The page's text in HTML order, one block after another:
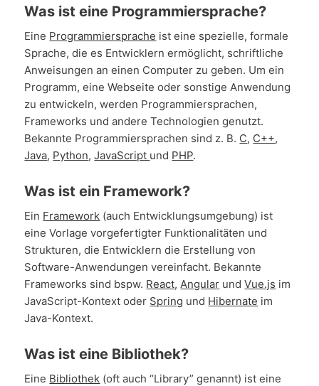
Was ist eine Programmiersprache?
Eine Programmiersprache ist eine spezielle, formale
Sprache, die es Entwicklern ermöglicht, schriftliche
Anweisungen an einen Computer zu geben. Um ein
Programm, eine Webseite oder sonstige Anwendung
zu entwickeln, werden Programmiersprachen,
Frameworks und andere Technologien genutzt.
Bekannte Programmiersprachen sind z. B. C, C++,
Java, Python,JavaScript und PHP.
Was ist ein Framework?
Ein Framework (auch Entwicklungsumgebung) ist
eine Vorlage vorgefertigter Funktionalitäten und
Strukturen, die Entwicklern die Erstellung von
Software-Anwendungen vereinfacht. Bekannte
Frameworks sind bspw. React,Angular undVue.js im
JavaScript-Kontext oder Spring und Hibernate im
Java-Kontext.
Was ist eine Bibliothek?
Eine Bibliothek (oft auch “Library” genannt) ist eine